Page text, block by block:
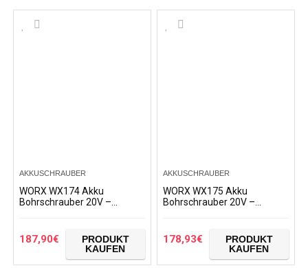
AKKUSCHRAUBER
WORX WX174 Akku
Bohrschrauber 20V –
und LED-Licht – Akkubohrer
Set…
187,90€
PRODUKT
KAUFEN
AKKUSCHRAUBER
WORX WX175 Akku
Bohrschrauber 20V –
und Schrauben – 2-Gang-
Getriebe bis…
178,93€
PRODUKT
KAUFEN